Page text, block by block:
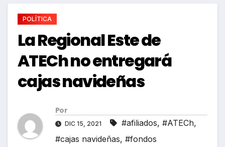
POLÍTICA
La Regional Este de
ATECh no entregará
cajas navideñas
Por
DIC 15, 2021 #afiliados, #ATECh,
#cajas navideñas, #fondos